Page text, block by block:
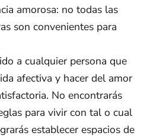
amorosa: no todas las
son convenientes para
a cualquier persona que
afectiva y hacer del amor
No encontrarás
para vivir con tal o cual
establecer espacios de